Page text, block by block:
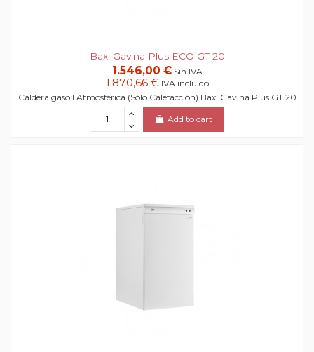
Baxi Gavina Plus ECO GT 20
1.546,00 € Sin IVA
1.870,66 € IVA incluido
Caldera gasoil Atmosférica (Sólo Calefacción) Baxi Gavina Plus GT 20
Add to cart